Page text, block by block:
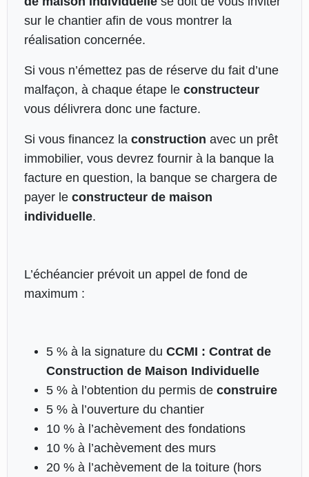
sur le chantier afin de vous montrer la
réalisation concernée.
Si vous n’émettez pas de réserve du fait d’une
malfaçon, à chaque étape le constructeur
vous délivrera donc une facture.
Si vous financez la construction avec un prêt
immobilier, vous devrez fournir à la banque la
facture en question, la banque se chargera de
payer le constructeur de maison
individuelle.
L’échéancier prévoit un appel de fond de
maximum :
5 % à la signature du CCMI : Contrat de
Construction de Maison Individuelle
5 % à l’obtention du permis de construire
5 % à l’ouverture du chantier
10 % à l’achèvement des fondations
10 % à l’achèvement des murs
20 % à l’achèvement de la toiture (hors